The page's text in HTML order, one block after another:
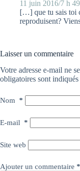
11 juin 2016/7 h
[…] que tu sais toi
reproduisent?
Laisser un commentaire
Votre adresse e-mail ne
obligatoires sont indiqués
Nom *
E-mail *
Site web
Ajouter un commentaire *